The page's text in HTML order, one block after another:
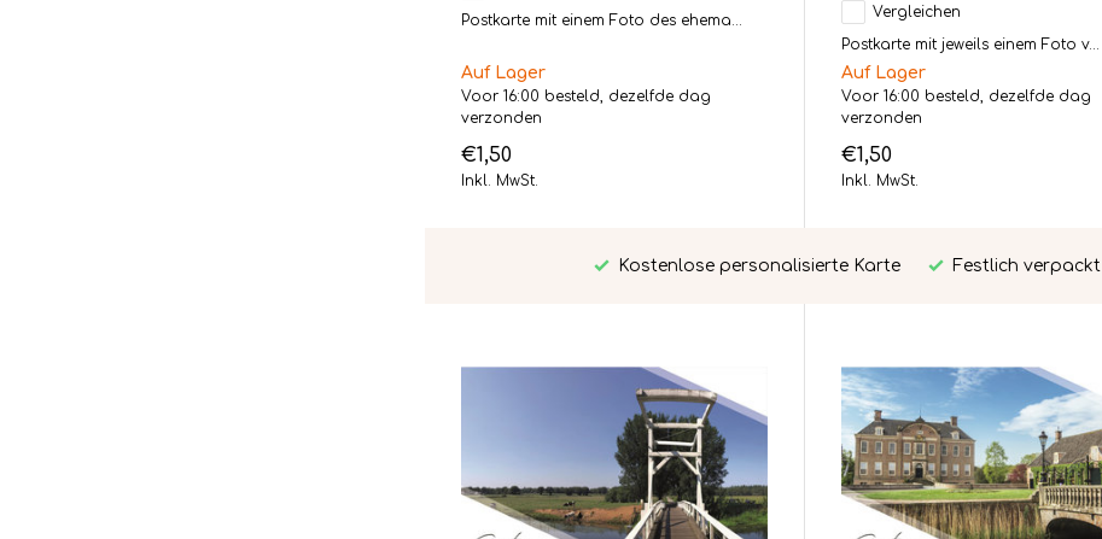
Postkarte mit einem Foto des ehema...
Auf Lager
Voor 16:00 besteld, dezelfde dag
verzonden
€1,50
Inkl. MwSt.
Vergleichen
Postkarte mit jeweils einem Foto v...
Auf Lager
Voor 16:00 besteld, dezelfde dag
verzonden
€1,50
Inkl. MwSt.
Kostenlose personalisierte Karte Festlich verpackt